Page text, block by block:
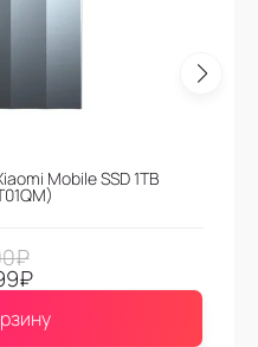
Mobile SSD 1TB
₽
₽